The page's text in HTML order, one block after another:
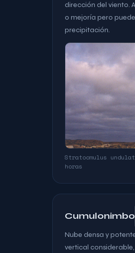
dirección del viento.
o mejoría pero
precipitación.
Stratocmulus
horas
Cumulonimbo
Nube densa y
vertical